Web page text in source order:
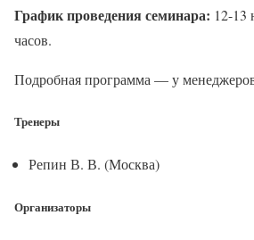
График проведения семинара: 12-13
часов.
Подробная программа — у
Тренеры
Репин В. В. (Москва)
Организаторы